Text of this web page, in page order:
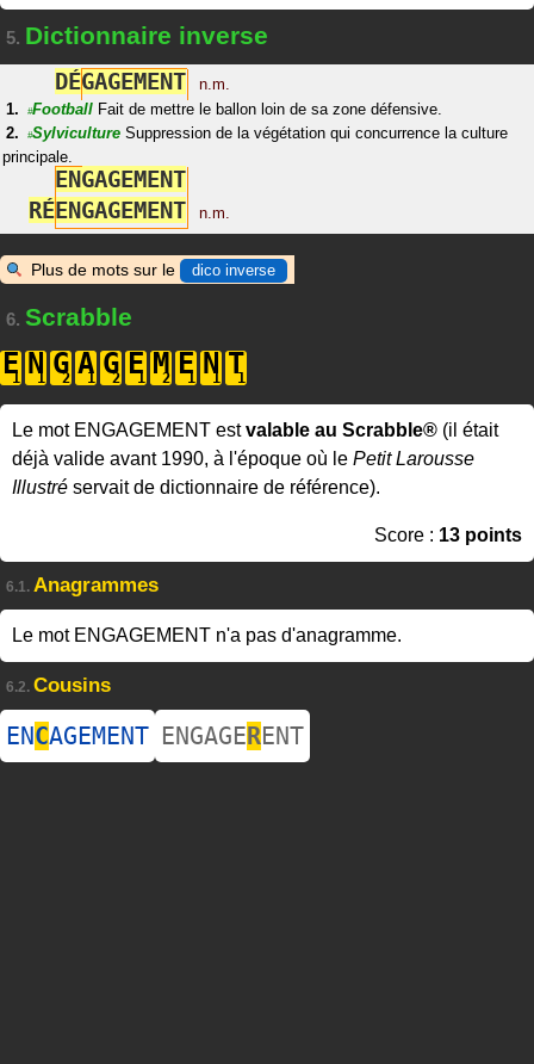
5. Dictionnaire inverse
DÉGAGEMENT n.m.
#Football Fait de mettre le ballon loin de sa zone défensive.
#Sylviculture Suppression de la végétation qui concurrence la culture
principale.
ENGAGEMENT
RÉENGAGEMENT n.m.
Plus de mots sur le dico inverse
6. Scrabble
E N G A G E M E N T
Le mot ENGAGEMENT estvalable au Scrabble® (il était
déjà valide avant 1990, à l'époque où le Petit Larousse
Illustré servait de dictionnaire de référence).
Score : 13 points
6.1. Anagrammes
Le mot ENGAGEMENT n'a pas d'anagramme.
6.2. Cousins
ENCAGEMENT ENGAGERENT